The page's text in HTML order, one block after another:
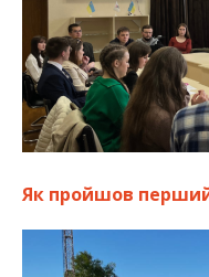
Як пройшов перший